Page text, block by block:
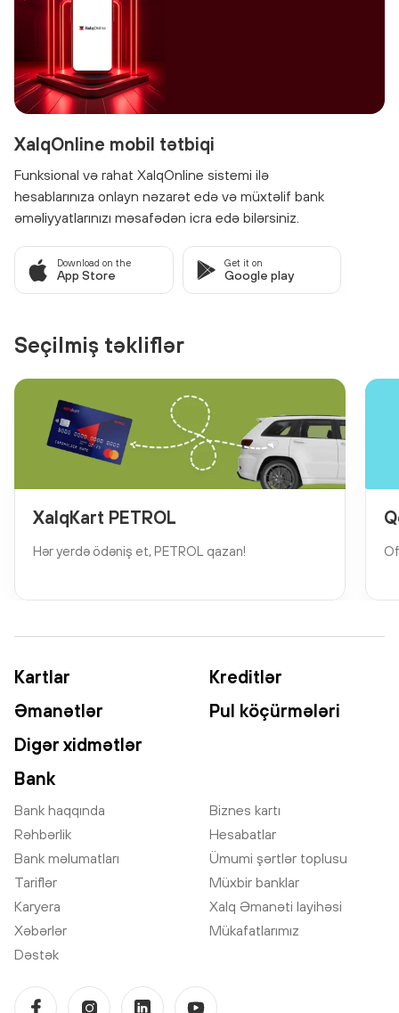
XalqOnline mobil tətbiqi
Funksional və rahat XalqOnline sistemi ilə
hesablarınıza onlayn nəzarət edə və müxtəlif bank
əməliyyatlarınızı məsafədən icra edə bilərsiniz.
Download on the
App Store
Get it on
Google play
Seçilmiş təkliflər
XalqKart PETROL
Hər yerdə ödəniş et, PETROL qazan!
Kartlar
Kreditlər
Əmanətlər
Pul köçürmələri
Digər xidmətlər
Bank
Bank haqqında
Biznes kartı
Rəhbərlik
Hesabatlar
Bank məlumatları
Ümumi şərtlər toplusu
Tariflər
Müxbir banklar
Karyera
Xalq Əmanəti layihəsi
Xəbərlər
Mükafatlarımız
Dəstək